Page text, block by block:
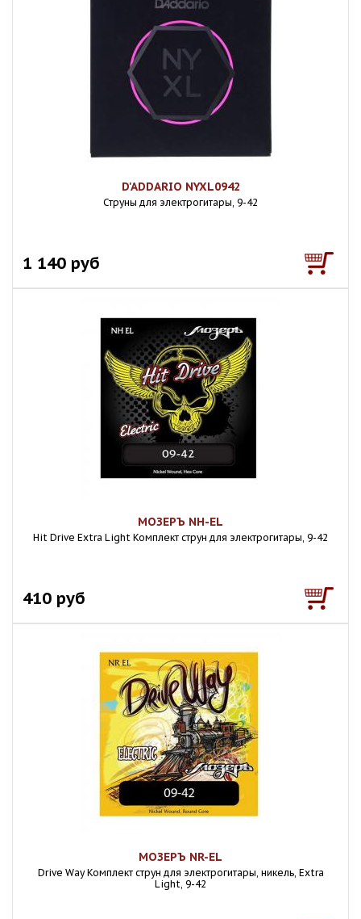
D'ADDARIO NYXL0942
Струны для электрогитары, 9-42
1 140 руб
МОЗЕРЪ NH-EL
Hit Drive Extra Light Комплект струн для электрогитары, 9-42
410 руб
МОЗЕРЪ NR-EL
Drive Way Комплект струн для электрогитары, никель, Extra
Light, 9-42